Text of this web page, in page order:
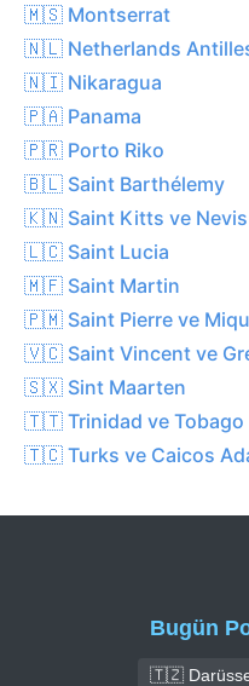
🇲🇸 Montserrat
🇳🇱 Netherlands
🇳🇮 Nikaragua
🇵🇦 Panama
🇵🇷 Porto Riko
🇧🇱 Saint Barthélemy
🇰🇳 Saint Kitts ve Nevis
🇱🇨 Saint Lucia
🇲🇫 Saint Martin
🇵🇲 Saint Pierre ve
🇻🇨 Saint Vincent ve
🇸🇽 Sint Maarten
🇹🇹 Trinidad ve Tobago
🇹🇨 Turks ve Caicos
Bugün
🇹🇿